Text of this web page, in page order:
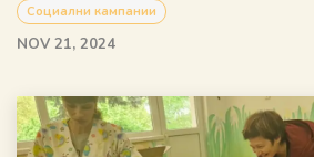
Социални кампании
NOV 21, 2024